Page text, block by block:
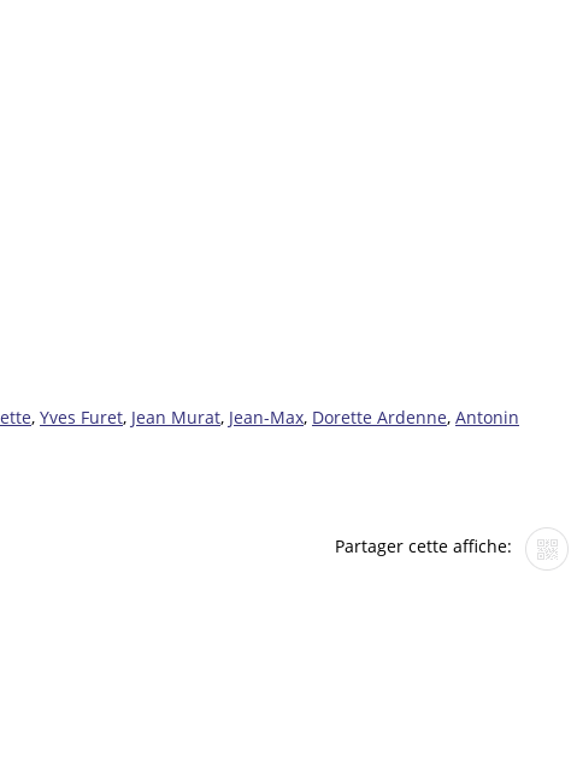
, Yves Furet, Jean Murat, Jean-Max, Dorette Ardenne, Antonin
Partager cette affiche: